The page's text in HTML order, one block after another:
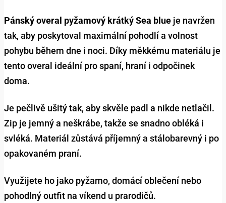
Pánský overal pyžamový krátký Sea blue je navržen
tak, aby poskytoval maximální pohodlí a volnost
pohybu během dne i noci. Díky měkkému materiálu je
tento overal ideální pro spaní, hraní i odpočinek
doma.
Je pečlivě ušitý tak, aby skvěle padl a nikde netlačil.
Zip je jemný a neškrábe, takže se snadno obléká i
svléká. Materiál zůstává příjemný a stálobarevný i po
opakovaném praní.
Využijete ho jako pyžamo, domácí oblečení nebo
pohodlný outfit na víkend u prarodičů.